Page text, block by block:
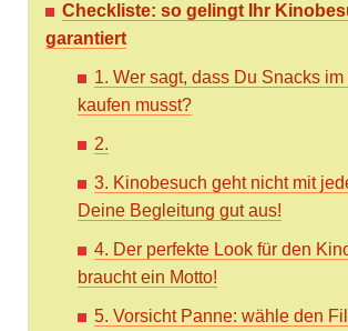
Checkliste: so gelingt Ihr
garantiert
1. Wer sagt, dass Du Snacks
kaufen musst?
2.
3. Kinobesuch geht nicht mit
Deine Begleitung gut aus!
4. Der perfekte Look für den
braucht ein Motto!
5. Vorsicht Panne: wähle den